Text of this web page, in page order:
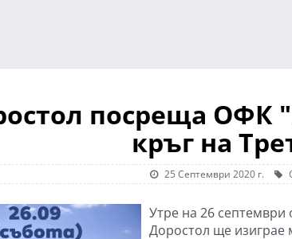
посреща ОФК
кръг на
25 Септември 2020 г.
Утре на 26 септември
Доростол ще изиграе